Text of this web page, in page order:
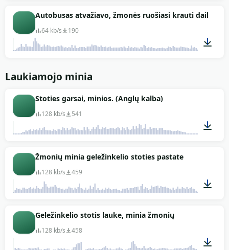
01:47
Autobusas atvažiavo, žmonės ruošiasi krauti daiktus.
64 kb/s 190
Laukiamojo minia
Stoties garsai, minios. (Anglų kalba)
128 kb/s 541
Žmonių minia geležinkelio stoties pastate
128 kb/s 459
Geležinkelio stotis lauke, minia žmonių
128 kb/s 458